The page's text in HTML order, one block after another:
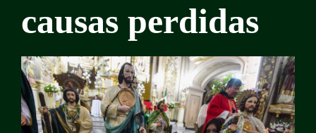
causas perdidas